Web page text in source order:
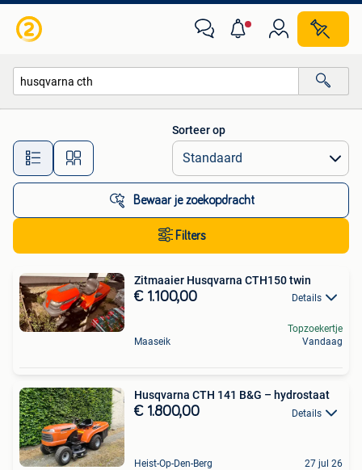
Alle afstanden…
Sorteer op
Bewaar je zoekopdracht
Filters
Zitmaaier Husqvarna CTH150 twin
€ 1.100,00 Details
Maaseik
Topzoekertje
Vandaag
Husqvarna CTH 141 B&G – hydrostaat
€ 1.800,00 Details
Heist-Op-Den-Berg 27 jul 26